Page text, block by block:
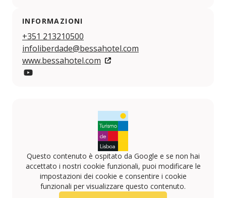
INFORMAZIONI
+351 213210500
infoliberdade@bessahotel.com
www.bessahotel.com
Questo contenuto è ospitato da Google e se non hai
accettato i nostri cookie funzionali, puoi modificare le
impostazioni dei cookie e consentire i cookie
funzionali per visualizzare questo contenuto.